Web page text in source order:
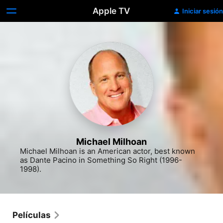
Apple TV Iniciar sesión
Michael Milhoan
Michael Milhoan is an American actor, best known
as Dante Pacino in Something So Right (1996-
1998).
Películas